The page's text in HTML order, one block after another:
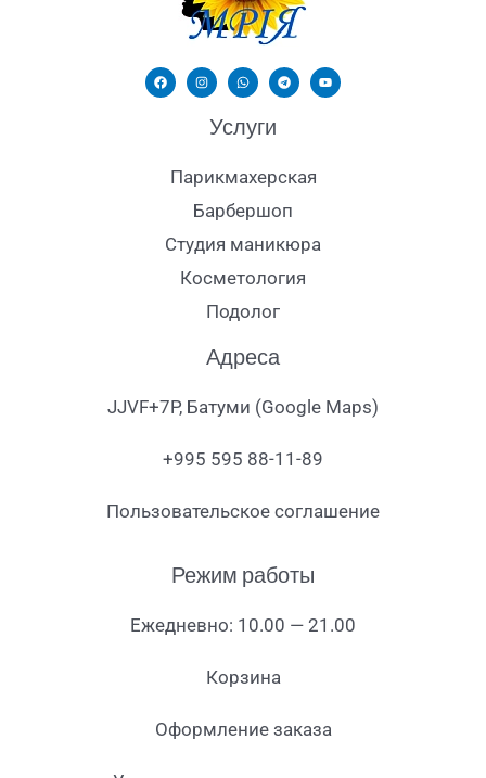
Услуги
Парикмахерская
Барбершоп
Студия маникюра
Косметология
Подолог
Адреса
JJVF+7P, Батуми (Google Maps)
+995 595 88-11-89
Пользовательское соглашение
Режим работы
Ежедневно: 10.00 — 21.00
Корзина
Оформление заказа